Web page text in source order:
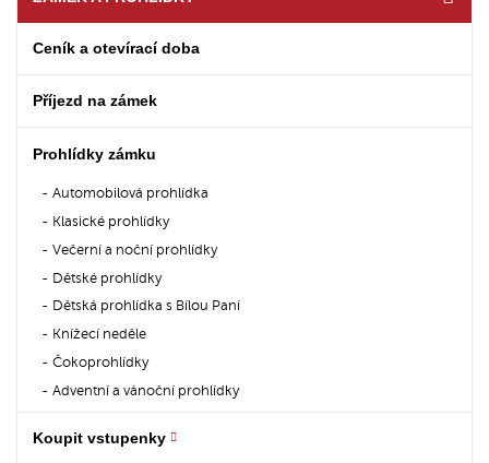
Ceník a otevírací doba
Příjezd na zámek
Prohlídky zámku
Automobilová prohlídka
Klasické prohlídky
Večerní a noční prohlídky
Dětské prohlídky
Dětská prohlídka s Bílou Paní
Knížecí neděle
Čokoprohlídky
Adventní a vánoční prohlídky
Koupit vstupenky